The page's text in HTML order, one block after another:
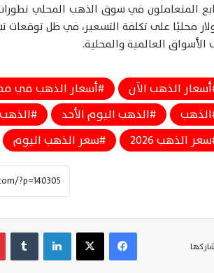
المتعاملون في سوق الذهب المحلي تطورات
محليًا على تكلفة التسعير، في ظل توقعات
الأسواق العالمية والمحلية.
أسعار الذهب الآن أسعار الذهب في
الذهب
الذهب اليوم الأحد
سعر الذهب 2026
سعر الذهب اليوم
فيسبوك ‫X لينكدإن